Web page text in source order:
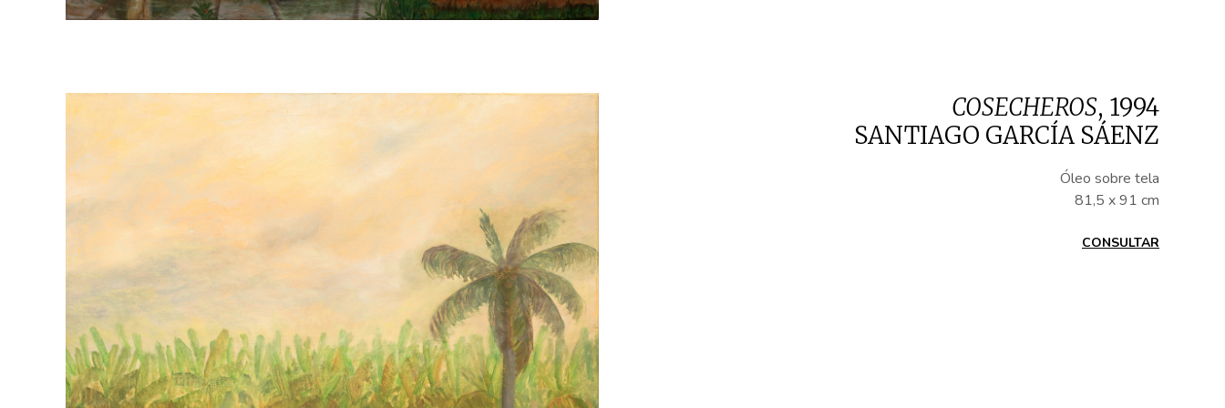
COSECHEROS, 1994
SANTIAGO GARCÍA SÁENZ
Óleo sobre tela
81,5 x 91 cm
CONSULTAR